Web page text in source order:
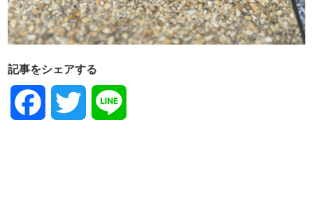
記事をシェアする
Facebook Twitter